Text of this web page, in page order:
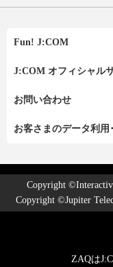
Fun! J:COM
J:COM オフィシャル
お問い合わせ
お客さまのデータ利用
Copyright
Copyright ©Jupiter
ZAQは